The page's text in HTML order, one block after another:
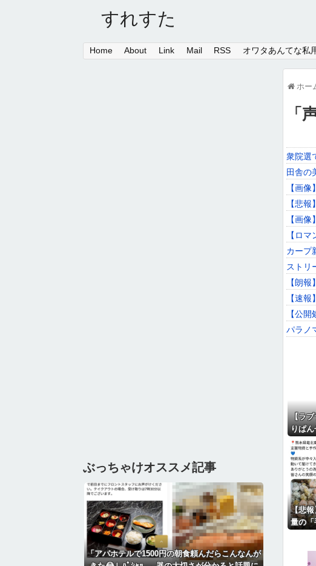
すれすた
Home About Link Mail RSS オワタあんてな私
ホー
「
衆院選
田舎の
【画
【悲
【画
【ロ
カープ
ストリ
【朗
【速
【公
パラノ
誰も
【ウ
大阪
大阪
【ラブ
りぱん
【悲報
量の「
ぶっちゃけオススメ記事
「アパホテルで1500円の朝食頼んだらこんなんが
Link
Mail
オワ
5ち
2ちゃ
まと